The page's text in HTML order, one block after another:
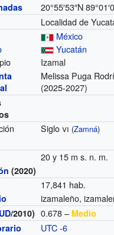
20°55′53″N
Localidad de
México
Yucatán
Izamal
Melissa Puga
(2025-2027)
Siglovi (Zamná)
20 y 15 m s. n. m.
(2020)
17,841 hab.
izamaleño,
/2010) 0.678 – Medio
UTC -6